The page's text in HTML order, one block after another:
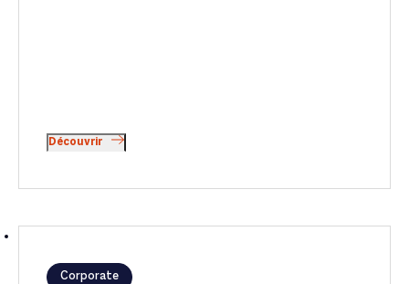
Découvrir
Corporate